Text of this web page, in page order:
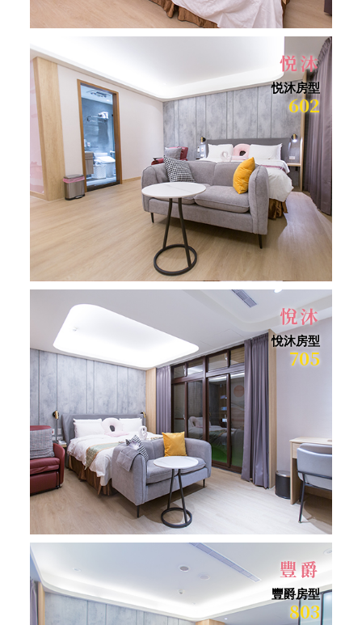
悦沐
悦沐房型
602
悅沐
悅沐房型
705
豐爵
豐爵房型
803